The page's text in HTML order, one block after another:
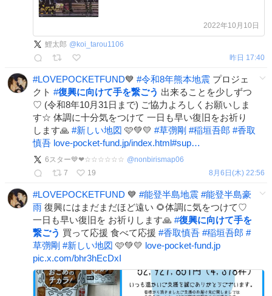
2022年10月10日
鯉太郎 @ koi_tarou1106
昨日 17:40
#LOVEPOCKETFUND💙 #令和8年熊本地震 プロジェ
クト #復興に向けて手を繋ごう 出来ることを少しずつ
♡ (令和8年10月31日まで) ご協力よろしくお願いしま
す☆ 体調に十分気をつけて 一日も早い復旧をお祈り
します🙏 #新しい地図 🩷💚💛 #草彅剛 #稲垣吾郎 #香取
慎吾 love-pocket-fund.jp/index.html#sup…
6スター💙❤☆☆☆☆☆☆ @nonbirismap06
7
19 8月6日(木) 22:56
#LOVEPOCKETFUND 💙 #能登半島地震 #能登半島豪
雨 復興にはまだまだほど遠い 🌻体調に気をつけて♡
一日も早い復旧を お祈りします🙏 #復興に向けて手を
繋ごう 買って応援 食べて応援 #香取慎吾 #稲垣吾郎 #
草彅剛 #新しい地図 🩷💚💛 love-pocket-fund.jp
pic.x.com/bhr3hEcDxI